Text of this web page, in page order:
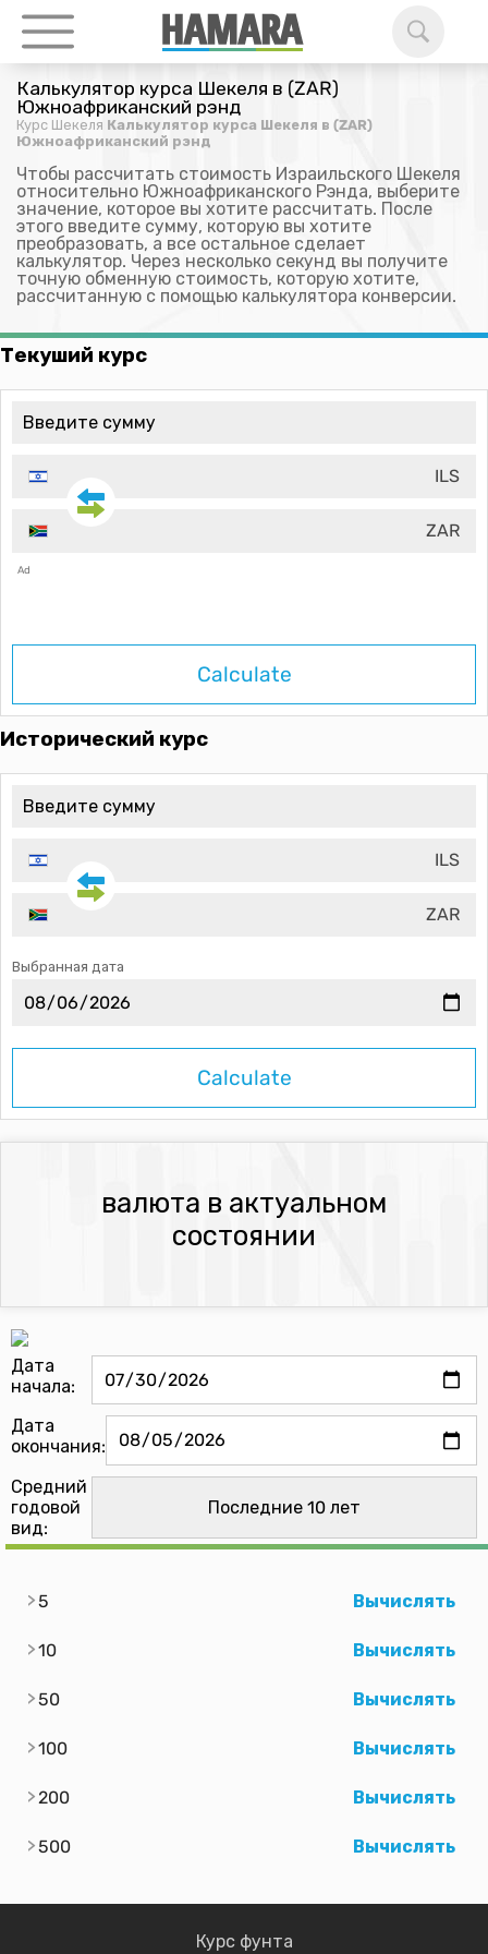
Калькулятор курса Шекеля в (ZAR)
Южноафриканский рэнд
Курс Шекеля Калькулятор курса Шекеля в (ZAR)
Южноафриканский рэнд
Чтобы рассчитать стоимость Израильского Шекеля
относительно Южноафриканского Рэнда, выберите
значение, которое вы хотите рассчитать. После
этого введите сумму, которую вы хотите
преобразовать, а все остальное сделает
калькулятор. Через несколько секунд вы получите
точную обменную стоимость, которую хотите,
рассчитанную с помощью калькулятора конверсии.
Текуший курс
ILS
ZAR
Ad
Calculate
Исторический курс
ILS
ZAR
Выбранная дата
валюта в актуальном
состоянии
Дата
начала:
Дата
окончания:
Средний
годовой
вид:
5 Вычислять
10 Вычислять
50 Вычислять
100 Вычислять
200 Вычислять
500 Вычислять
Курс фунта